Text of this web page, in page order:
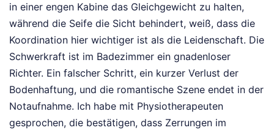
in einer engen Kabine das Gleichgewicht zu halten,
während die Seife die Sicht behindert, weiß, dass die
Koordination hier wichtiger ist als die Leidenschaft. Die
Schwerkraft ist im Badezimmer ein gnadenloser
Richter. Ein falscher Schritt, ein kurzer Verlust der
Bodenhaftung, und die romantische Szene endet in der
Notaufnahme. Ich habe mit Physiotherapeuten
gesprochen, die bestätigen, dass Zerrungen im